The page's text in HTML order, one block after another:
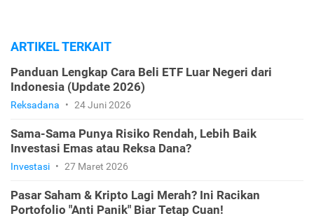
ARTIKEL TERKAIT
Panduan Lengkap Cara Beli ETF Luar Negeri dari
Indonesia (Update 2026)
Reksadana • 24 Juni 2026
Sama-Sama Punya Risiko Rendah, Lebih Baik
Investasi Emas atau Reksa Dana?
Investasi • 27 Maret 2026
Pasar Saham & Kripto Lagi Merah? Ini Racikan
Portofolio "Anti Panik" Biar Tetap Cuan!